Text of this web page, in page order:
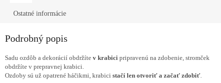
Ostatné informácie
Podrobný popis
Sadu ozdôb a dekorácií obdržíte v krabici pripravenú na zdobenie, stromček
obdržíte v prepravnej krabici.
Ozdoby sú už opatrené háčikmi, krabici stačí len otvoriť a začať zdobiť